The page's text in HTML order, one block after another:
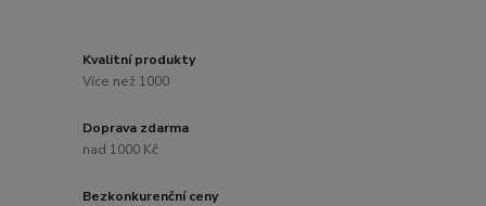
Kvalitní produkty
Více než 1000
Doprava zdarma
nad 1000 Kč
Bezkonkurenční ceny